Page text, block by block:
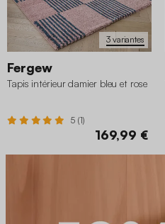
3 variantes
Fergew
Tapis intérieur damier bleu et rose
5 (1)
169,99 €